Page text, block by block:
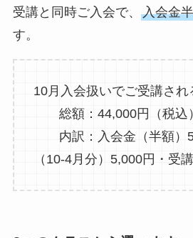
受講と同時ご入会で、 入会金
す。
10月入会扱いでご受講され
総額：44,000円（税込）
内訳：入会金（半額）
（10-4月分）5,000円・受